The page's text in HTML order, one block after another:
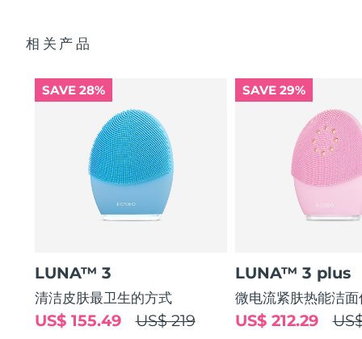
相关产品
SAVE 28%
LUNA™ 3
清洁皮肤最卫生的方式
US$ 219
US$ 155.49
SAVE 29%
LUNA™ 3 plus
微电流紧肤热能洁面
US$ 212.29